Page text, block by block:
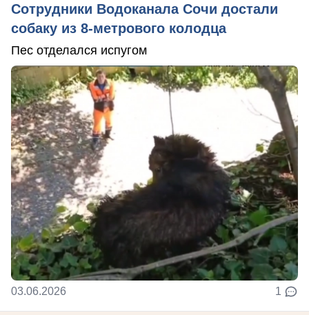
Сотрудники Водоканала Сочи достали
собаку из 8-метрового колодца
Пес отделался испугом
03.06.2026 1